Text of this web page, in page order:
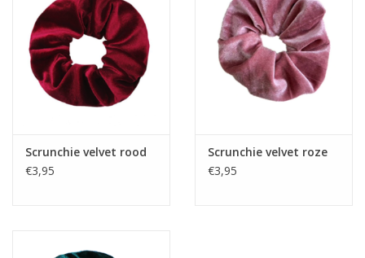
Scrunchie velvet rood
€3,95
Scrunchie velvet roze
€3,95